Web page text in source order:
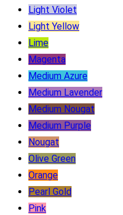
Light Violet
Light Yellow
Lime
Magenta
Medium Azure
Medium Lavender
Medium Nougat
Medium Purple
Nougat
Olive Green
Orange
Pearl Gold
Pink